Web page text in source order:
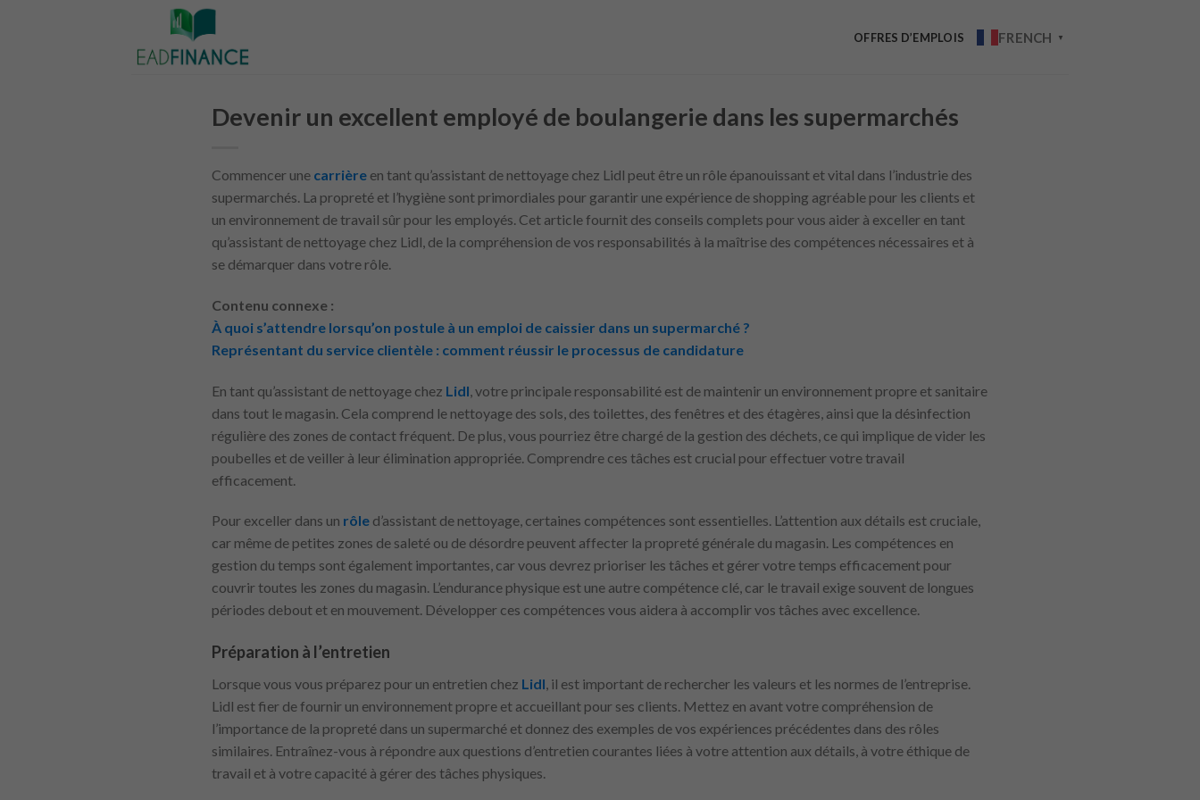
OFFRES D’EMPLOIS FRENCH ▼
Devenir un excellent employé de boulangerie dans les supermarchés
Commencer une carrière en tant qu’assistant de nettoyage chez Lidl peut être un rôle épanouissant et vital dans l’industrie des
supermarchés. La propreté et l’hygiène sont primordiales pour garantir une expérience de shopping agréable pour les clients et
un environnement de travail sûr pour les employés. Cet article fournit des conseils complets pour vous aider à exceller en tant
qu’assistant de nettoyage chez Lidl, de la compréhension de vos responsabilités à la maîtrise des compétences nécessaires et à
se démarquer dans votre rôle.
Contenu connexe :
À quoi s’attendre lorsqu’on postule à un emploi de caissier dans un supermarché ?
Représentant du service clientèle : comment réussir le processus de candidature
En tant qu’assistant de nettoyage chez Lidl , votre principale responsabilité est de maintenir un environnement propre et sanitaire
dans tout le magasin. Cela comprend le nettoyage des sols, des toilettes, des fenêtres et des étagères, ainsi que la désinfection
régulière des zones de contact fréquent. De plus, vous pourriez être chargé de la gestion des déchets, ce qui implique de vider les
poubelles et de veiller à leur élimination appropriée. Comprendre ces tâches est crucial pour effectuer votre travail
efficacement.
Pour exceller dans un rôle d’assistant de nettoyage, certaines compétences sont essentielles. L’attention aux détails est cruciale,
car même de petites zones de saleté ou de désordre peuvent affecter la propreté générale du magasin. Les compétences en
gestion du temps sont également importantes, car vous devrez prioriser les tâches et gérer votre temps efficacement pour
couvrir toutes les zones du magasin. L’endurance physique est une autre compétence clé, car le travail exige souvent de longues
périodes debout et en mouvement. Développer ces compétences vous aidera à accomplir vos tâches avec excellence.
Préparation à l’entretien
Lorsque vous vous préparez pour un entretien chez Lidl, il est important de rechercher les valeurs et les normes de l’entreprise.
Lidl est fier de fournir un environnement propre et accueillant pour ses clients. Mettez en avant votre compréhension de
l’importance de la propreté dans un supermarché et donnez des exemples de vos expériences précédentes dans des rôles
similaires. Entraînez-vous à répondre aux questions d’entretien courantes liées à votre attention aux détails, à votre éthique de
travail et à votre capacité à gérer des tâches physiques.